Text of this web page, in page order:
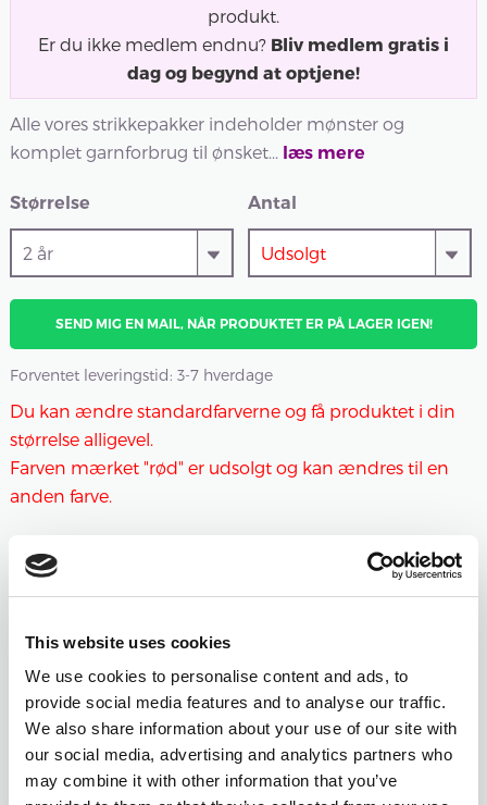
This website uses cookies
We use cookies to personalise content and ads, to
provide social media features and to analyse our traffic.
We also share information about your use of our site with
our social media, advertising and analytics partners who
may combine it with other information that you’ve
produkt.
Er du ikke medlem endnu? Bliv medlem gratis i
dag og begynd at optjene!
Alle vores strikkepakker indeholder mønster og
komplet garnforbrug til ønsket... læs mere
Størrelse Antal
SEND MIG EN MAIL, NÅR PRODUKTET ER PÅ LAGER IGEN!
Forventet leveringstid: 3-7 hverdage
Du kan ændre standardfarverne og få produktet i din
størrelse alligevel.
Farven mærket "rød" er udsolgt og kan ændres til en
anden farve.
Antal nøgler
Åbn farvevælgeren
105 - KOKSGRÅ
MELERET
Åbn farvevælgeren
- +